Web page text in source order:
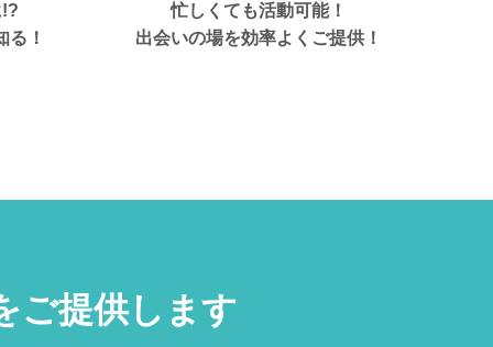
る！
忙しくても活動可能！
出会いの場を効率よくご提供！
ご提供します